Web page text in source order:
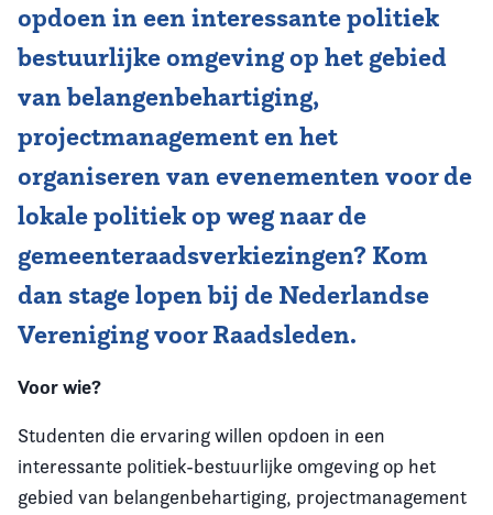
opdoen in een interessante politiek
bestuurlijke omgeving op het gebied
van belangenbehartiging,
projectmanagement en het
organiseren van evenementen voor de
lokale politiek op weg naar de
gemeenteraadsverkiezingen? Kom
dan stage lopen bij de Nederlandse
Vereniging voor Raadsleden.
Voor wie?
Studenten die ervaring willen opdoen in een
interessante politiek-bestuurlijke omgeving op het
gebied van belangenbehartiging, projectmanagement